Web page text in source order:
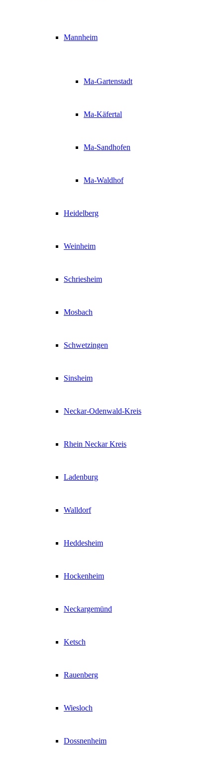
Mannheim
Ma-Gartenstadt
Ma-Käfertal
Ma-Sandhofen
Ma-Waldhof
Heidelberg
Weinheim
Schriesheim
Mosbach
Schwetzingen
Sinsheim
Neckar-Odenwald-Kreis
Rhein Neckar Kreis
Ladenburg
Walldorf
Heddesheim
Hockenheim
Neckargemünd
Ketsch
Rauenberg
Wiesloch
Dossnenheim